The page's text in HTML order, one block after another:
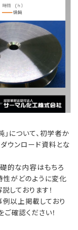
について、初学者か
ウンロード資料とな
礎的な内容はもちろ
性がどのように変化
しております！
以上掲載しており
確認ください！